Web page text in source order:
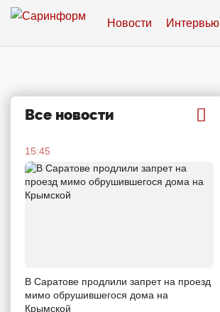
Новости Интервью
Все новости
15:45
В Саратове продлили запрет на проезд
мимо обрушившегося дома на
Крымской